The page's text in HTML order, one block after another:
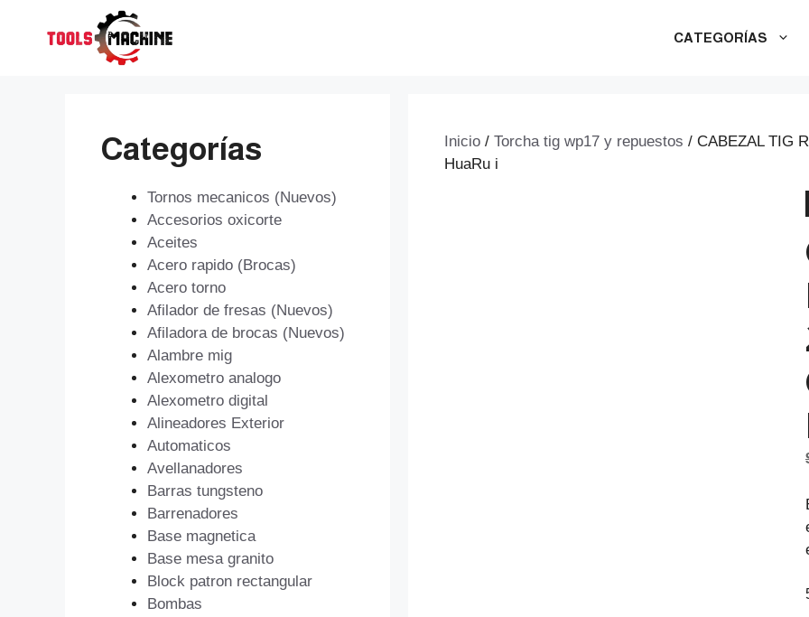
CATEGORÍAS
Inicio / Torcha tig wp17 y repuestos / CABEZAL TIG
HuaRu i
Categorías
Tornos mecanicos (Nuevos)
Accesorios oxicorte
Aceites
Acero rapido (Brocas)
Acero torno
Afilador de fresas (Nuevos)
Afiladora de brocas (Nuevos)
Alambre mig
Alexometro analogo
Alexometro digital
Alineadores Exterior
Automaticos
Avellanadores
Barras tungsteno
Barrenadores
Base magnetica
Base mesa granito
Block patron rectangular
Bombas